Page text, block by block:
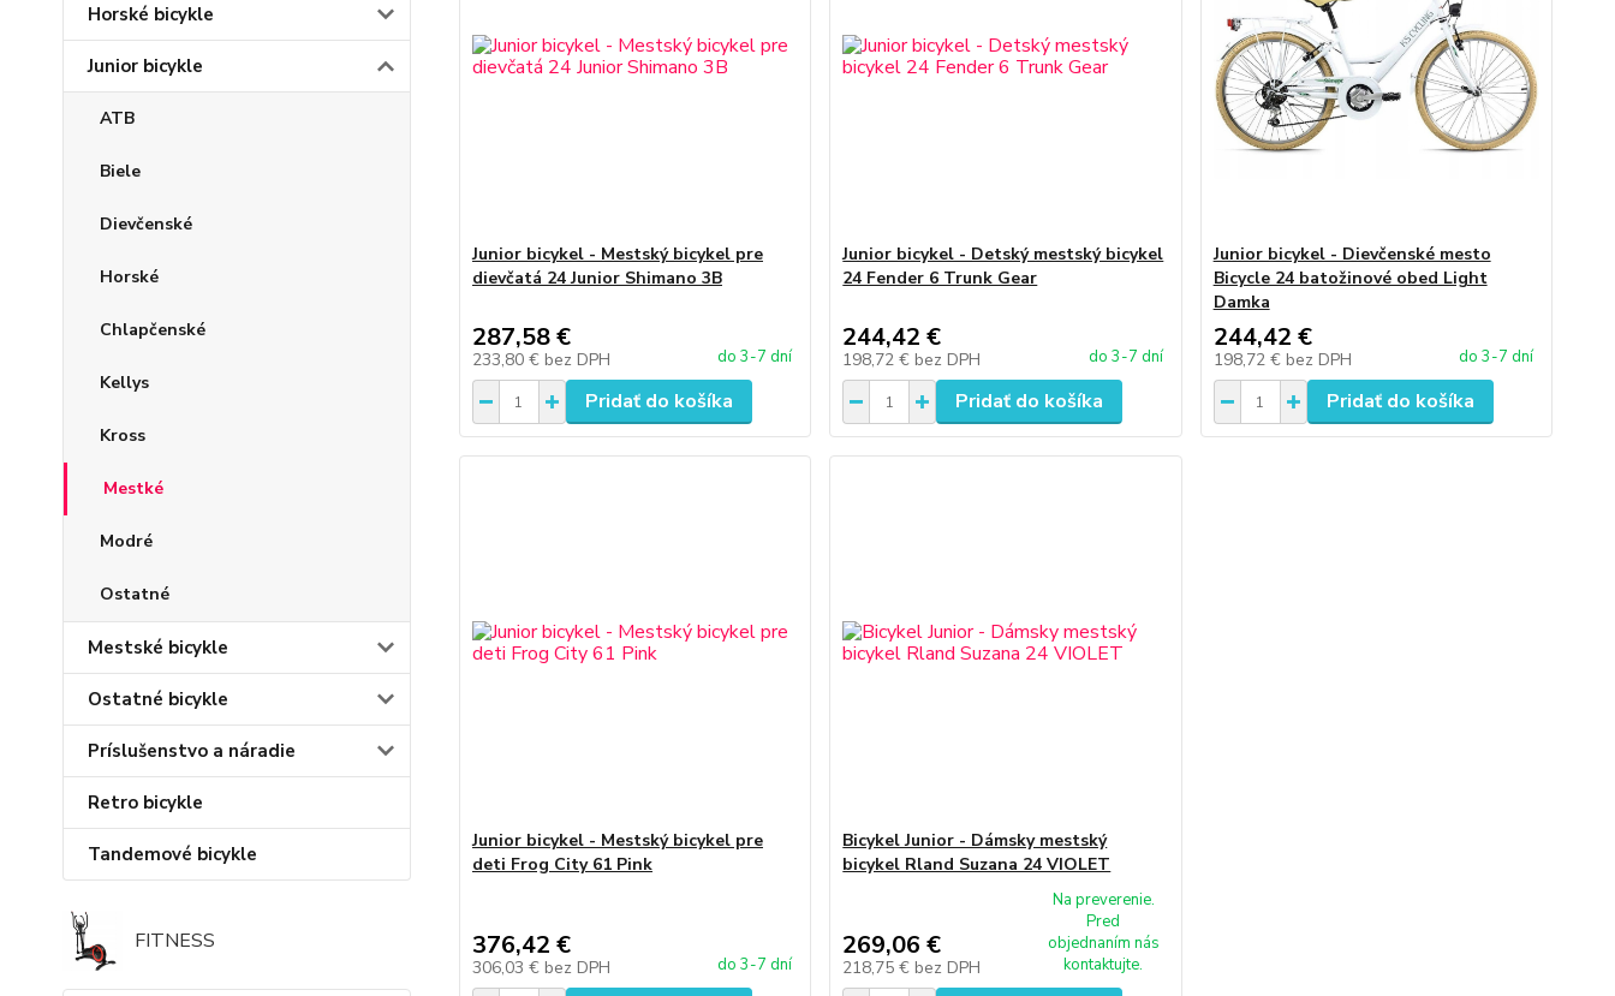
Horské bicykle
Junior bicykle
ATB
Biele
Dievčenské
Horské
Chlapčenské
Kellys
Kross
Mestké
Modré
Ostatné
Mestské bicykle
Ostatné bicykle
Príslušenstvo a náradie
Retro bicykle
Tandemové bicykle
FITNESS
Junior bicykel - Mestský bicykel pre
dievčatá 24 Junior Shimano 3B
287,58 €
233,80 € bez DPH do 3-7 dní
Pridať do košíka
Junior bicykel - Detský mestský bicykel
24 Fender 6 Trunk Gear
244,42 €
198,72 € bez DPH do 3-7 dní
Pridať do košíka
Junior bicykel - Dievčenské mesto
Bicycle 24 batožinové obed Light
Damka
244,42 €
198,72 € bez DPH do 3-7 dní
Pridať do košíka
Junior bicykel - Mestský bicykel pre
deti Frog City 61 Pink
376,42 €
306,03 € bez DPH do 3-7 dní
Bicykel Junior - Dámsky mestský
bicykel Rland Suzana 24 VIOLET
269,06 €
218,75 € bez DPH
Na preverenie.
Pred
objednaním nás
kontaktujte.